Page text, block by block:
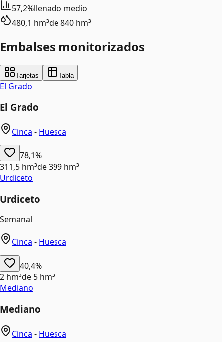
57,2%llenado medio
480,1 hm³de840 hm³
Embalses monitorizados
Tarjetas Tabla
El Grado
El Grado
Cinca - Huesca
78,1%
311,5 hm³de399 hm³
Urdiceto
Urdiceto
Semanal
Cinca - Huesca
40,4%
2 hm³de 5 hm³
Mediano
Mediano
Cinca - Huesca